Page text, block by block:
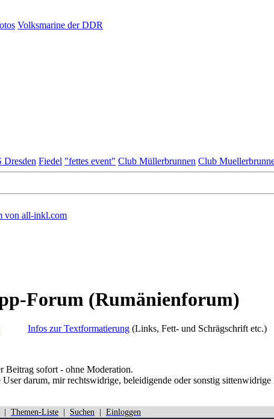
Volksmarine der DDR
Dresden Fiedel "fettes event" Club Müllerbrunnen Club
Forum (Rumänienforum)
Infos zur Textformatierung (Links, Fett- und Schrägschrift etc.)
Beitrag sofort - ohne Moderation.
darum, mir rechtswidrige, beleidigende oder sonstig
Themen-Liste Suchen Einloggen